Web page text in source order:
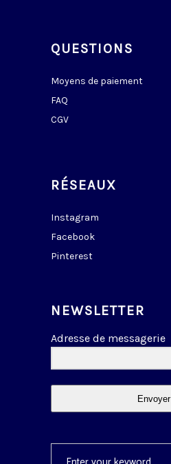
QUESTIONS
Moyens de paiement
FAQ
CGV
RÉSEAUX
Instagram
Facebook
Pinterest
NEWSLETTER
Adresse de messagerie
Envoyer